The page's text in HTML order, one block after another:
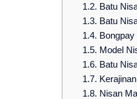
1.2. Batu
1.3. Batu
1.4.
1.5. Model
1.6. Batu
1.7.
1.8. Nisan